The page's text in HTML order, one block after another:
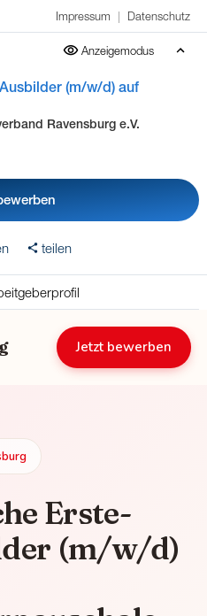
Impressum | Datenschutz
Anzeigemodus
(m/w/d) auf
Ravensburg e.V.
teilen